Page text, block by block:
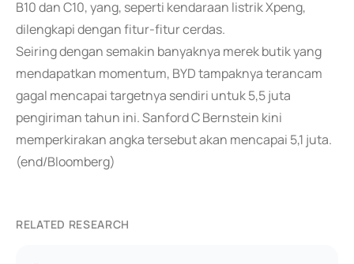
B10 dan C10, yang, seperti kendaraan listrik Xpeng,
dilengkapi dengan fitur-fitur cerdas.
Seiring dengan semakin banyaknya merek butik yang
mendapatkan momentum, BYD tampaknya terancam
gagal mencapai targetnya sendiri untuk 5,5 juta
pengiriman tahun ini. Sanford C Bernstein kini
memperkirakan angka tersebut akan mencapai 5,1 juta.
(end/Bloomberg)
RELATED RESEARCH